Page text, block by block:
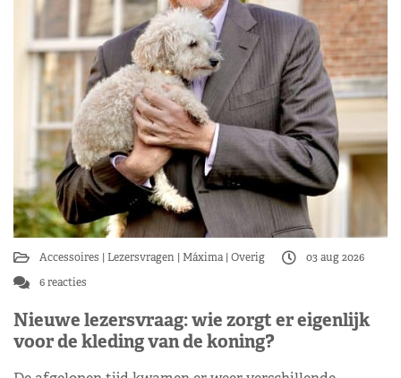
Accessoires Lezersvragen Máxima Overig
03 aug 2026
6 reacties
Nieuwe lezersvraag: wie zorgt er eigenlijk
voor de kleding van de koning?